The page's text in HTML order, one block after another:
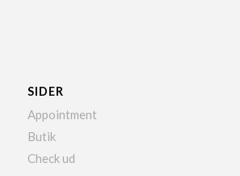
SIDER
Appointment
Butik
Check ud